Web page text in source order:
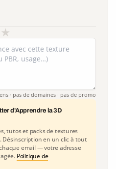
★
· pas de domaines · pas de promo
d'Apprendre la 3D
tutos et packs de textures
en un clic à tout
email — votre adresse
Politique de